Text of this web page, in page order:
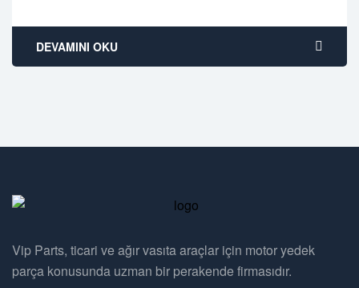
DEVAMINI OKU
Vip Parts, ticari ve ağır vasıta araçlar için motor yedek
parça konusunda uzman bir perakende firmasıdır.